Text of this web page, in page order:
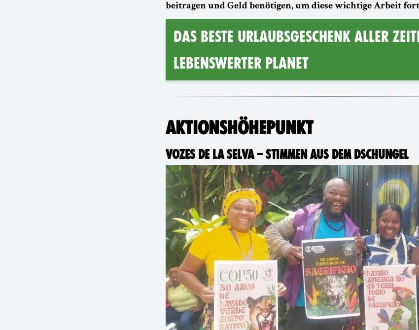
beitragen und Geld benötigen, um diese wichtige Arbeit
DAS BESTE URLAUBSGESCHENK ALLER
LEBENSWERTER PLANET
AKTIONSHÖHEPUNKT
VOZES DE LA SELVA – STIMMEN AUS DEM DSCHUNGEL